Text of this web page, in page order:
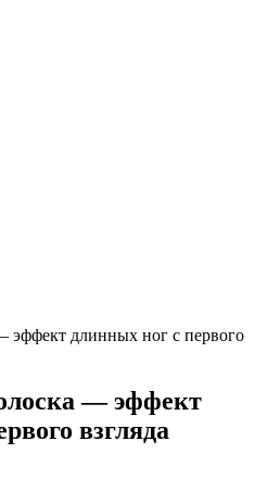
эффект длинных ног с первого
— эффект
взгляда